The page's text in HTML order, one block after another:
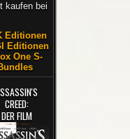
kaufen bei
Editionen
Editionen
One S-
CREED:
DER FILM